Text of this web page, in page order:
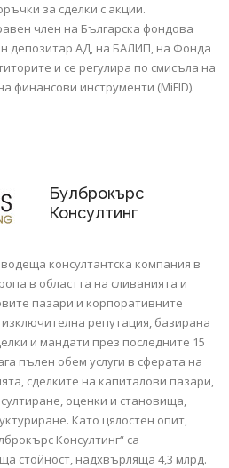
за сделки с акции.
член на Българска фондова
депозитар АД, на БАЛИП, на Фонда
и се регулира по смисъла на
финансови инструменти (MiFID).
Булброкърс
Консултинг
консултантска компания в
в областта на сливанията и
пазари и корпоративните
репутация, базирана
и мандати през последните 15
пълен обем услуги в сферата на
сделките на капиталови пазари,
оценки и становища,
Като цялостен опит,
Консултинг“ са
стойност, надхвърляща 4,3 млрд.